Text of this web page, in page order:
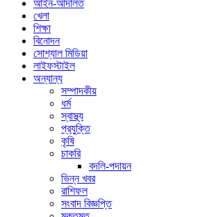
আইন-আদালত
খেলা
শিক্ষা
বিনোদন
সোশ্যাল মিডিয়া
লাইফস্টাইল
অন্যান্য
সম্পাদকীয়
ধর্ম
স্বাস্থ্য
প্রযুক্তি
কৃষি
চাকরি
বদলি-পদায়ন
ভিন্ন খবর
রাশিফল
সংবাদ বিজ্ঞপ্তি